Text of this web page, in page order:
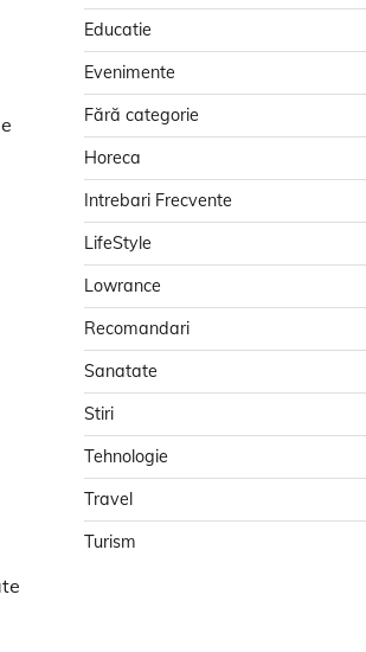
Educatie
Evenimente
Fără categorie
Horeca
Intrebari Frecvente
LifeStyle
Lowrance
Recomandari
Sanatate
Stiri
Tehnologie
Travel
Turism